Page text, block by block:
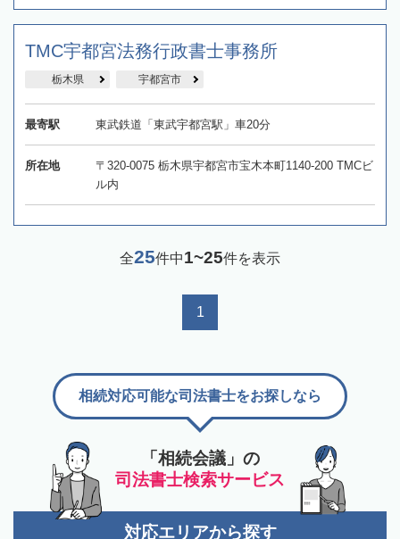
TMC宇都宮法務行政書士事務所
栃木県 宇都宮市
最寄駅 東武鉄道「東武宇都宮駅」車20分
所在地
〒320-0075 栃木県宇都宮市宝木本町1140-200 TMCビ
ル内
全25件中1~25件を表示
1
「相続会議」の
司法書士検索サービス
相続対応可能な司法書士をお探しなら
対応エリアから探す